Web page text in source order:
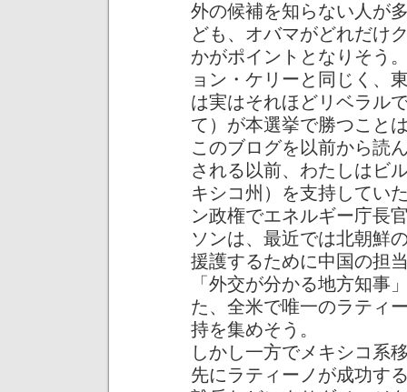
外の候補を知らない人が
ども、オバマがどれだけ
かがポイントとなりそう
ョン・ケリーと同じく、
は実はそれほどリベラル
て）が本選挙で勝つこと
このブログを以前から読
される以前、わたしはビ
キシコ州）を支持してい
ン政権でエネルギー庁長
ソンは、最近では北朝鮮
援護するために中国の担
「外交が分かる地方知事
た、全米で唯一のラティ
持を集めそう。
しかし一方でメキシコ系
先にラティーノが成功す